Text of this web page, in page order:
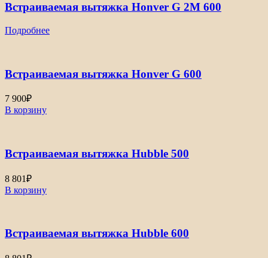
Встраиваемая вытяжка Honver G 2M 600
Подробнее
Встраиваемая вытяжка Honver G 600
7 900₽
В корзину
Встраиваемая вытяжка Hubble 500
8 801₽
В корзину
Встраиваемая вытяжка Hubble 600